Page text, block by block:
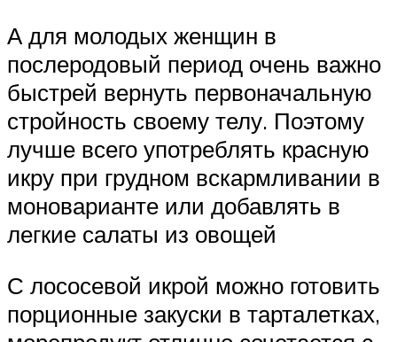
А для молодых женщин в
послеродовый период очень важно
быстрей вернуть первоначальную
стройность своему телу. Поэтому
лучше всего употреблять красную
икру при грудном вскармливании в
моноварианте или добавлять в
легкие салаты из овощей
С лососевой икрой можно готовить
порционные закуски в тарталетках,